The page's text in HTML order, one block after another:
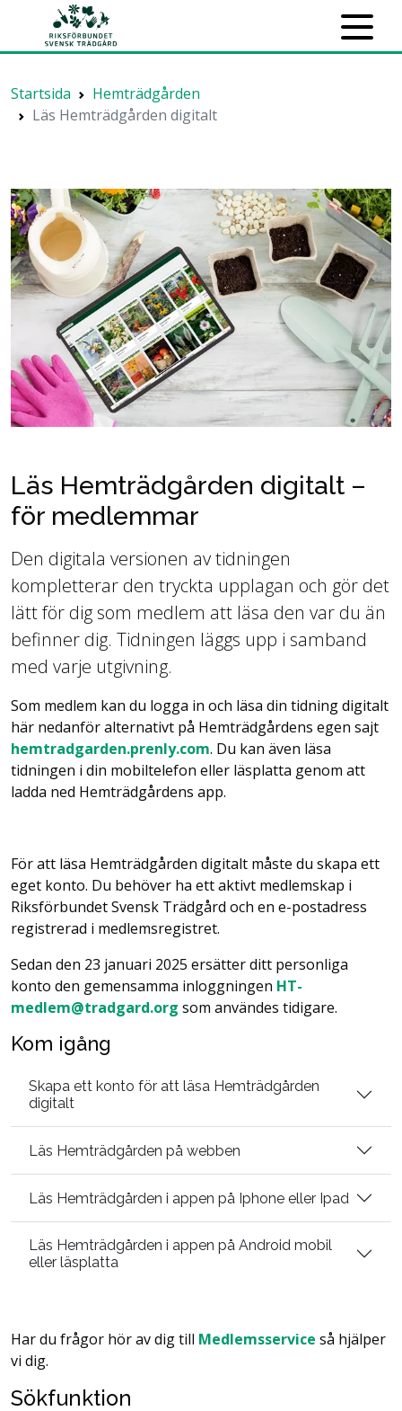
Startsida
Hemträdgården
Läs Hemträdgården digitalt
Läs Hemträdgården digitalt –
för medlemmar
Den digitala versionen av tidningen
kompletterar den tryckta upplagan och gör det
lätt för dig som medlem att läsa den var du än
befinner dig. Tidningen läggs upp i samband
med varje utgivning.
Som medlem kan du logga in och läsa din tidning digitalt
här nedanför alternativt på Hemträdgårdens egen sajt
hemtradgarden.prenly.com. Du kan även läsa
tidningen i din mobiltelefon eller läsplatta genom att
ladda ned Hemträdgårdens app.
För att läsa Hemträdgården digitalt måste du skapa ett
eget konto. Du behöver ha ett aktivt medlemskap i
Riksförbundet Svensk Trädgård och en e-postadress
registrerad i medlemsregistret.
Sedan den 23 januari 2025 ersätter ditt personliga
konto den gemensamma inloggningen HT-
medlem@tradgard.org som användes tidigare.
Kom igång
Skapa ett konto för att läsa Hemträdgården
digitalt
Läs Hemträdgården på webben
Läs Hemträdgården i appen på Iphone eller Ipad
Läs Hemträdgården i appen på Android mobil
eller läsplatta
Har du frågor hör av dig till Medlemsservice så hjälper
vi dig.
Sökfunktion